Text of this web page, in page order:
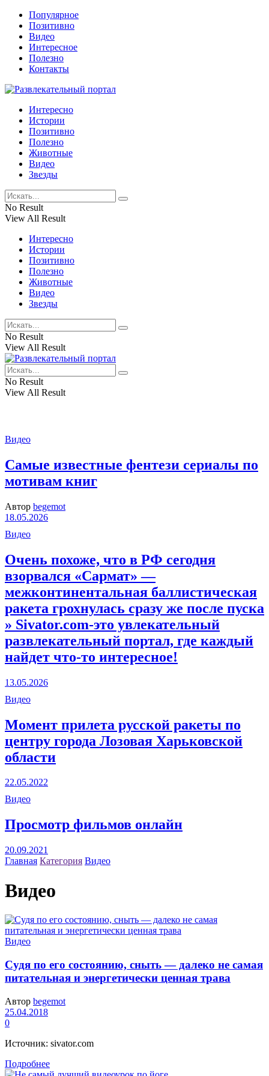
Популярное
Позитивно
Видео
Интересное
Полезно
Контакты
Интересно
Истории
Позитивно
Полезно
Животные
Видео
Звезды
No Result
View All Result
Интересно
Истории
Позитивно
Полезно
Животные
Видео
Звезды
No Result
View All Result
No Result
View All Result
Видео
Самые известные фентези сериалы по
мотивам книг
Автор begemot
18.05.2026
Видео
Очень похоже, что в РФ сегодня
взорвался «Сармат» —
межконтинентальная баллистическая
ракета грохнулась сразу же после пуска
» Sivator.com-это увлекательный
развлекательный портал, где каждый
найдет что-то интересное!
13.05.2026
Видео
Момент прилета русской ракеты по
центру города Лозовая Харьковской
области
22.05.2022
Видео
Просмотр фильмов онлайн
20.09.2021
Главная Категория Видео
Видео
Видео
Судя по его состоянию, сныть — далеко не самая
питательная и энергетически ценная трава
Автор begemot
25.04.2018
0
Источник: sivator.com
Подробнее